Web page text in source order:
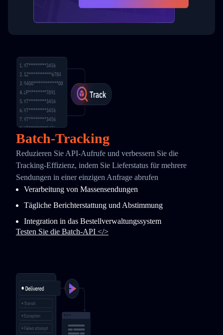
Batch-Tracking
Reduzieren Sie API-Aufrufe und verbessern Sie die
Tracking-Effizienz, indem Sie Lieferstatus für mehrere
Sendungen in einer einzigen Anfrage abrufen
Verarbeitung von Massensendungen
Tägliche Berichterstattung und Abstimmung
Integration in das Bestellverwaltungssystem
Testen Sie die Batch-API </>